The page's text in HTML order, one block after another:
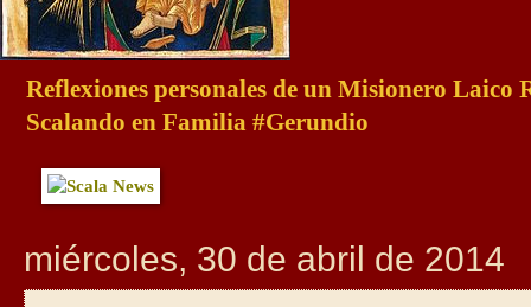
Reflexiones personales de un Misionero Laico
Scalando en Familia #Gerundio
miércoles, 30 de abril de 2014